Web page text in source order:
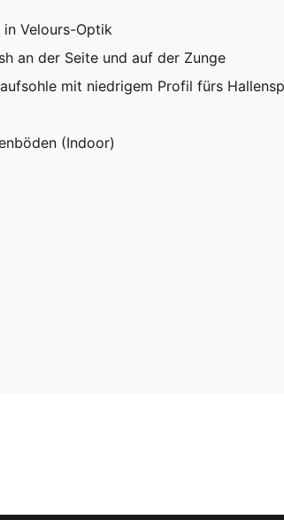
Velours-Optik
an der Seite und auf der Zunge
mit niedrigem Profil fürs
(Indoor)